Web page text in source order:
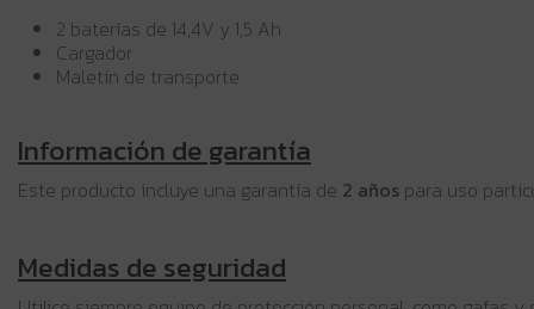
2 baterías de 14,4V y 1,5 Ah
Cargador
Maletín de transporte
Información de garantía
Este producto incluye una garantía de 2 años para uso
Medidas de seguridad